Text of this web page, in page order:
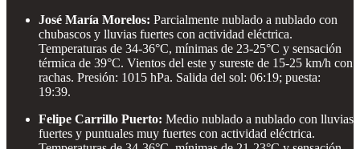
José María Morelos: Parcialmente nublado a nublado con
chubascos y lluvias fuertes con actividad eléctrica.
Temperaturas de 34-36°C, mínimas de 23-25°C y sensación
térmica de 39°C. Vientos del este y sureste de 15-25 km/h con
rachas. Presión: 1015 hPa. Salida del sol: 06:19; puesta:
19:39.
Felipe Carrillo Puerto: Medio nublado a nublado con lluvias
fuertes y puntuales muy fuertes con actividad eléctrica.